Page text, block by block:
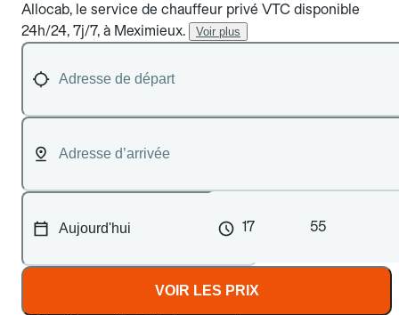
Allocab, le service de chauffeur privé VTC disponible
24h/24, 7j/7, à Meximieux.
Voir plus
17 55
VOIR LES PRIX